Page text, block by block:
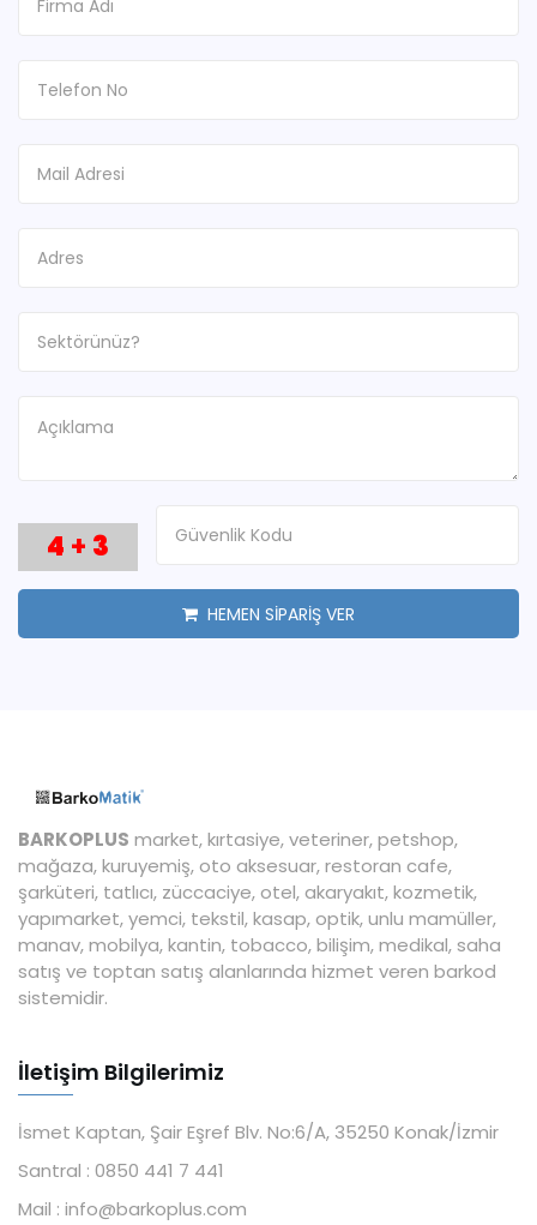
4 + 3
HEMEN SİPARİŞ VER
BARKOPLUS market, kırtasiye, veteriner, petshop,
mağaza, kuruyemiş, oto aksesuar, restoran cafe,
şarküteri, tatlıcı, züccaciye, otel, akaryakıt, kozmetik,
yapımarket, yemci, tekstil, kasap, optik, unlu mamüller,
manav, mobilya, kantin, tobacco, bilişim, medikal, saha
satış ve toptan satış alanlarında hizmet veren barkod
sistemidir.
İletişim Bilgilerimiz
İsmet Kaptan, Şair Eşref Blv. No:6/A, 35250 Konak/İzmir
Santral : 0850 441 7 441
Mail : info@barkoplus.com